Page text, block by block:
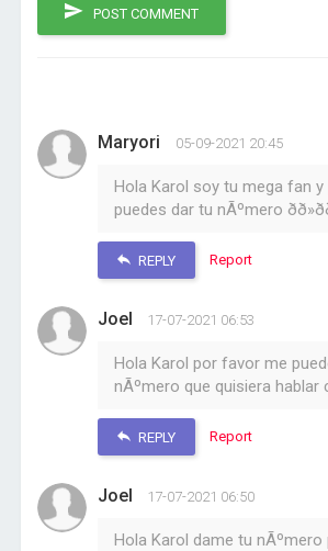
POST COMMENT
Maryori 05-09-2021 20:45
Hola Karol soy tu mega fan
puedes dar tu nÃºmero
REPLY Report
Joel 17-07-2021 06:53
Hola Karol por favor me
nÃºmero que quisiera hablar
REPLY Report
Joel 17-07-2021 06:50
Hola Karol dame tu